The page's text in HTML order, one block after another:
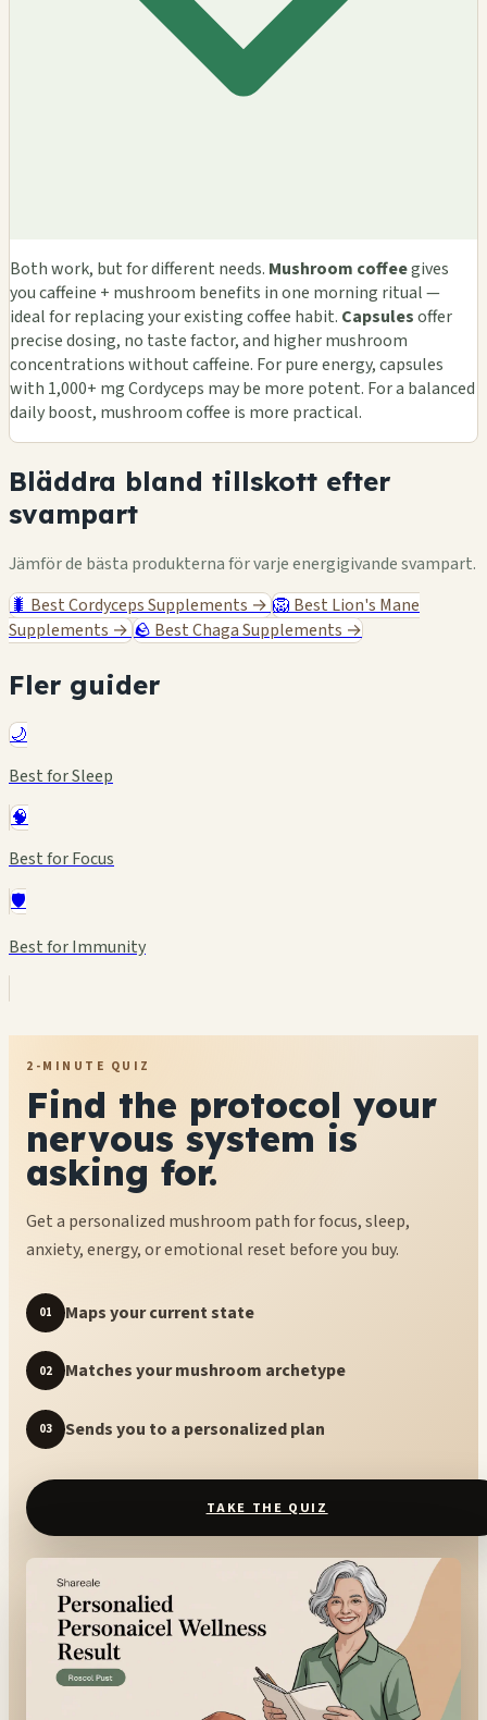
Both work, but for different needs. Mushroom coffeegives
you caffeine + mushroom benefits in one morning ritual —
ideal for replacing your existing coffee habit. Capsulesoffer
precise dosing, no taste factor, and higher mushroom
concentrations without caffeine. For pure energy, capsules
with 1,000+ mg Cordyceps may be more potent. For a balanced
daily boost, mushroom coffee is more practical.
Bläddra bland tillskott efter
svampart
Jämför de bästa produkterna för varje energigivande svampart.
🐛 Best Cordyceps Supplements → 🦁 Best Lion's Mane
Supplements → 🪨 Best Chaga Supplements →
Fler guider
🌙
Best for Sleep
🧠
Best for Focus
🛡️
Best for Immunity
2-MINUTE QUIZ
Find the protocol your
nervous system is
asking for.
Get a personalized mushroom path for focus, sleep,
anxiety, energy, or emotional reset before you buy.
01 Maps your current state
02 Matches your mushroom archetype
03 Sends you to a personalized plan
TAKE THE QUIZ